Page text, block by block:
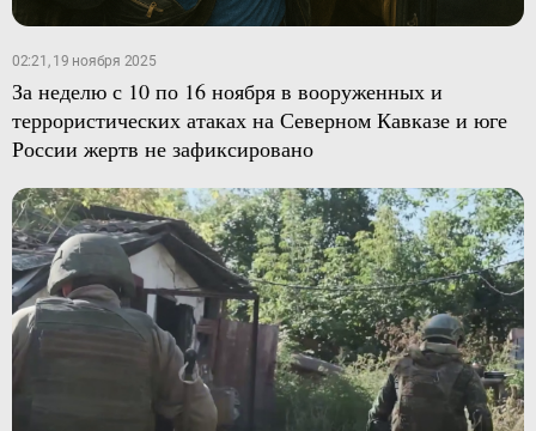
02:21, 19 ноября 2025
За неделю с 10 по 16 ноября в вооруженных и
террористических атаках на Северном Кавказе и юге
России жертв не зафиксировано